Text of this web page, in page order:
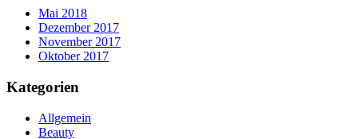
Mai 2018
Dezember 2017
November 2017
Oktober 2017
Kategorien
Allgemein
Beauty